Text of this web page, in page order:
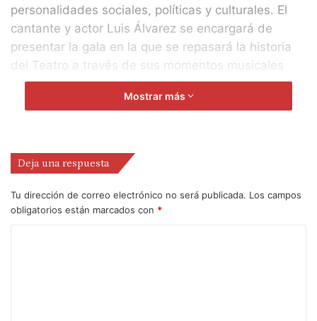
personalidades sociales, políticas y culturales. El
cantante y actor Luis Álvarez se encargará de
presentar la gala en la que se repasará la historia
del Teatro a través de sus momentos musicales
más representativos.
Mostrar más
Deja una respuesta
Tu dirección de correo electrónico no será publicada. Los campos
obligatorios están marcados con *